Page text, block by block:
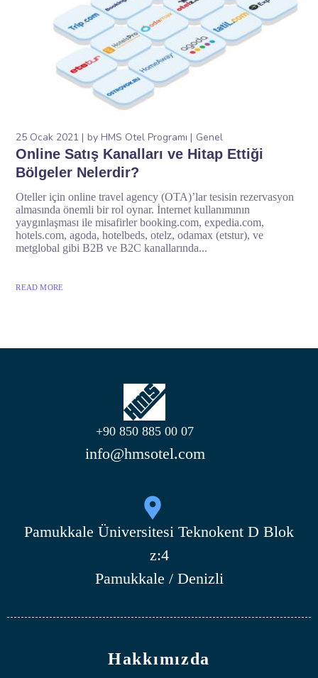
25 Ocak 2021 byHMS Otel Programı Genel
Online Satış Kanalları ve Hitap Ettiği
Bölgeler Nelerdir?
Oteller için online travel agency (OTA)’lar tesisin rezervasyon
almasında önemli bir rol oynar. İnternet kullanımının
yaygınlaşması ile misafirler booking.com, expedia.com,
hotels.com, agoda, hotelbeds, otelz, odamax (etstur), ve
metglobal gibi B2B ve B2C kanallarında...
READ MORE
+90 850 885 00 07
info@hmsotel.com
Pamukkale Üniversitesi Teknokent D Blok
z:4
Pamukkale / Denizli
Hakkımızda